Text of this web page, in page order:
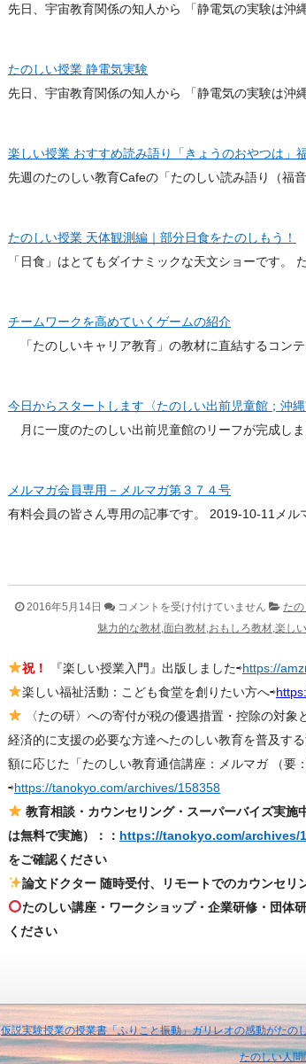
先日、宇宙教育関係の知人から 「静電気の実験は沖
たのしい授業 静電気実験
先日、宇宙教育関係の知人から 「静電気の実験は沖
楽しい授業 おすすめ読み語り「きょうのおやつは」
先週のたのしい教育Cafeの「たのしい読み語り（福
たのしい授業 天体観測編｜部分日食をたのしもう！
「日食」はとてもダイナミックな天文ショーです。
チームワークを高めていくゲームの紹介
「たのしいキャリア教育」の教材に直結するコン
今日からスタートします〈たのしい出前児童館；沖縄
月に一度のたのしい出前児童館のリーフが完成し
メルマガ会員専用－メルマガ第３７４号
有料会員の皆さん専用の記事です。 2019-10-11メル
2016年5月14日
た
の
い
授
業
「折
め
習
字
折
染
観
｜
た
コメントを受け付けていません
た
魅力的な教材,面白教材,おもしろ教材,楽し
祝！ 『楽しい授業入門』出版しました⇨https://
楽しい福祉活動：こども食堂を創りたい方へ⇨
〈たの研〉への寄付が税の優遇措置・控除の対
経済的に支援の必要な方達へたのしい教育を普及す
額に応じた「たのしい教育通信講座：メルマガ （要
⇨https://tanokyo.com/archives/158358
教育相談・カウンセリング・スーパーバイズ実
は無料で実施）：： https://tanokyo.com/archives/
をご確認ください
論文ドクター 随時受付、リモートでのカウンセリ
たのしい講座・ワークショップ・企業研修・団体
ください
仮説実験授業の授業書「ふりこと振動」ガリレオの感動がたの
たのしい人